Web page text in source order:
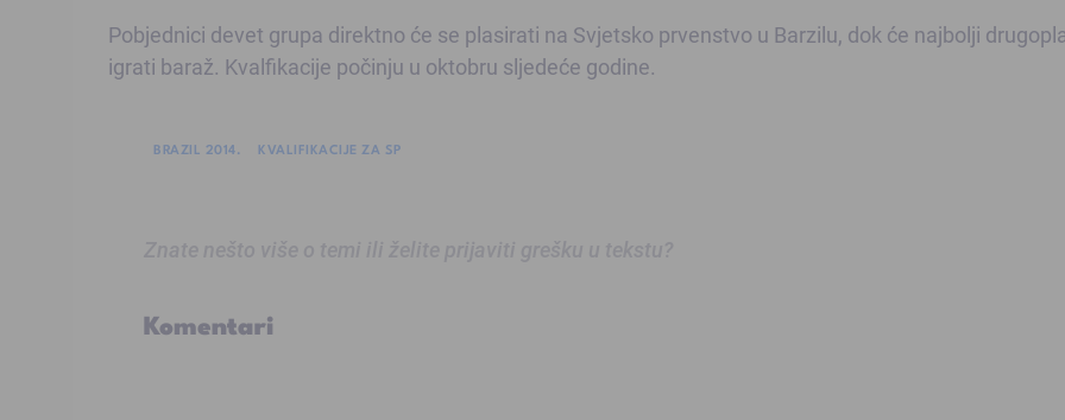
Pobjednici devet grupa direktno će se plasirati na Svjetsko prvenstvo u Barzilu, dok će najbolji
igrati baraž. Kvalfikacije počinju u oktobru sljedeće godine.
BRAZIL 2014. KVALIFIKACIJE ZA SP
Komentari